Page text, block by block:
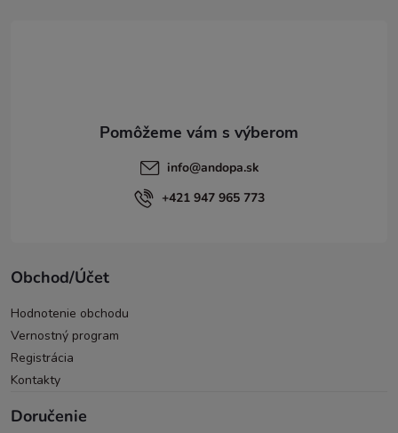
info@andopa.sk
+421 947 965 773
Obchod/Účet
Hodnotenie obchodu
Vernostný program
Registrácia
Kontakty
Doručenie